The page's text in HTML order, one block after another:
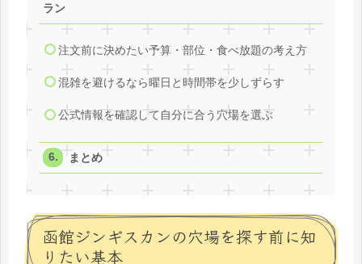
ラン
注文前に決めたい予算・部位・食べ放題の考え方
混雑を避けるなら曜日と時間帯を少しずらす
公式情報を確認して自分に合う穴場を選ぶ
まとめ
函館ジンギスカンの穴場を探す前に知
りたい基本